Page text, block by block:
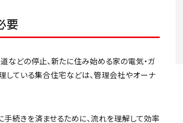
要
などの停止、新たに住み始める家の電気・ガ
している集合住宅などは、管理会社やオーナ
手続きを済ませるために、流れを理解して効率